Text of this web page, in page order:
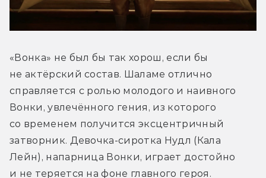
«Вонка» не был бы так хорош, если бы
не актёрский состав. Шаламе отлично
справляется с ролью молодого и наивного
Вонки, увлечённого гения, из которого
со временем получится эксцентричный
затворник. Девочка-сиротка Нудл (Кала
Лейн), напарница Вонки, играет достойно
и не теряется на фоне главного героя.